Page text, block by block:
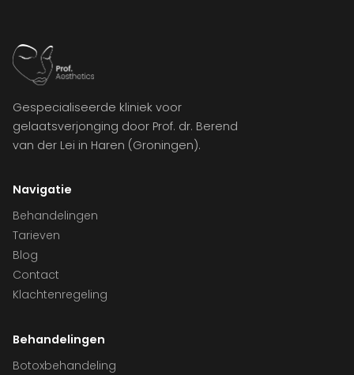
Gespecialiseerde kliniek voor
gelaatsverjonging door Prof. dr. Berend
van der Lei in Haren (Groningen).
Navigatie
Behandelingen
Tarieven
Blog
Contact
Klachtenregeling
Behandelingen
Botoxbehandeling